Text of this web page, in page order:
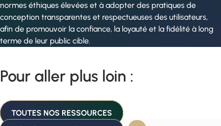
normes éthiques élevées et à adopter des pratiques de
conception transparentes et respectueuses des utilisateurs,
afin de promouvoir la confiance, la loyauté et la fidélité à long
terme de leur public cible.
Pour aller plus loin :
TOUTES NOS RESSOURCES